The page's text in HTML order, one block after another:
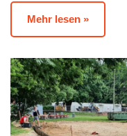
Mehr lesen »